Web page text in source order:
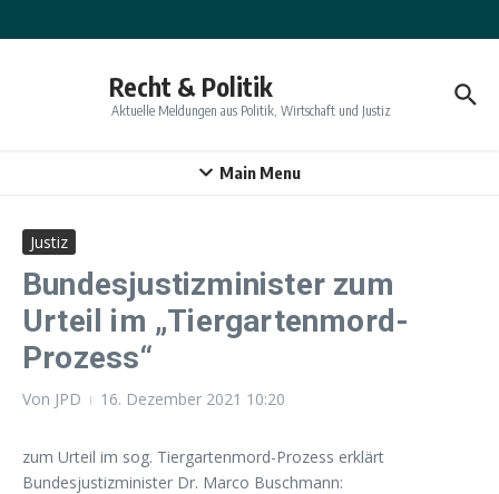
Recht & Politik
Aktuelle Meldungen aus Politik, Wirtschaft und Justiz
Main Menu
Justiz
Bundesjustizminister zum
Urteil im „Tiergartenmord-
Prozess“
Von JPD 16. Dezember 2021 10:20
zum Urteil im sog. Tiergartenmord-Prozess erklärt
Bundesjustizminister Dr. Marco Buschmann: